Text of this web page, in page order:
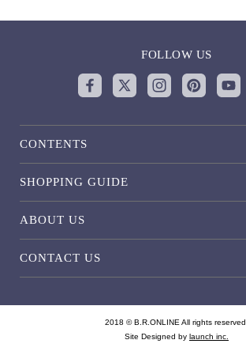
FOLLOW US
CONTENTS
SHOPPING GUIDE
ABOUT US
CONTACT US
2018 © B.R.ONLINE All rights reserved.
Site Designed by launch inc.